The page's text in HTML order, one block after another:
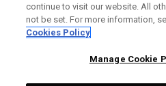
continue to visit our website. All
not be set. For more information,
Cookies Policy
Manage Cookie